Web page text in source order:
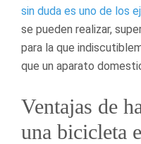
sin duda es uno de los
se pueden realizar,
para la que
que un aparato
Ventajas de
una bicicleta